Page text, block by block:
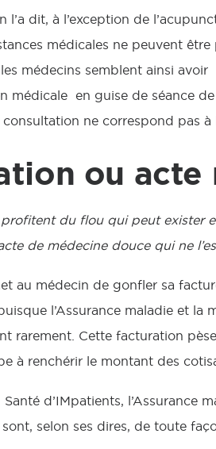
l’a dit, à l’exception de
médicales ne peuvent
médecins semblent ainsi
médicale en guise de séance
ne correspond pas à
ou acte
du flou qui peut exister
de médecine douce qui ne
au médecin de gonfler sa
l’Assurance maladie et
rarement. Cette facturation
à renchérir le montant des
d’IMpatients, l’Assurance
selon ses dires, de toute